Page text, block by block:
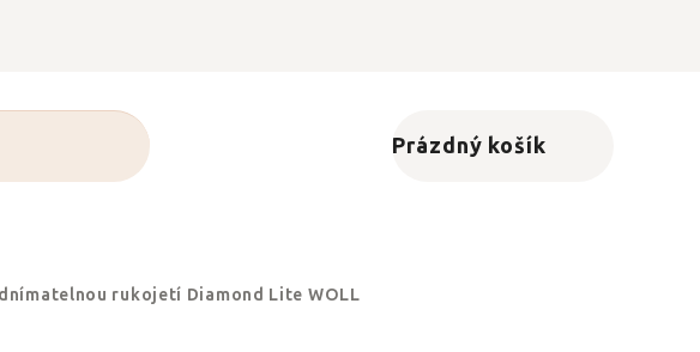
Nákupní košík
Prázdný košík
rukojetí Diamond Lite WOLL